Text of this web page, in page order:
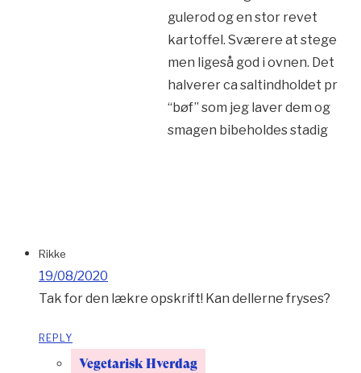
gulerod og en stor revet
kartoffel. Sværere at stege
men ligeså god i ovnen. Det
halverer ca saltindholdet pr
“bøf” som jeg laver dem og
smagen bibeholdes stadig
Rikke
19/08/2020
Tak for den lækre opskrift! Kan dellerne fryses?
REPLY
Vegetarisk Hverdag